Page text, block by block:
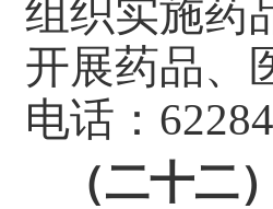
组织实施药
开展药品、
电话：
（二十二